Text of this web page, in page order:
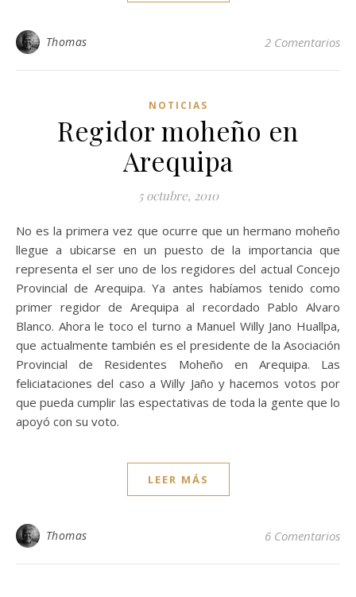
Thomas 2 Comentarios
NOTICIAS
Regidor moheño en
Arequipa
5 octubre, 2010
No es la primera vez que ocurre que un hermano moheño
llegue a ubicarse en un puesto de la importancia que
representa el ser uno de los regidores del actual Concejo
Provincial de Arequipa. Ya antes habíamos tenido como
primer regidor de Arequipa al recordado Pablo Alvaro
Blanco. Ahora le toco el turno a Manuel Willy Jano Huallpa,
que actualmente también es el presidente de la Asociación
Provincial de Residentes Moheño en Arequipa. Las
feliciataciones del caso a Willy Jaño y hacemos votos por
que pueda cumplir las espectativas de toda la gente que lo
apoyó con su voto.
LEER MÁS
Thomas 6 Comentarios